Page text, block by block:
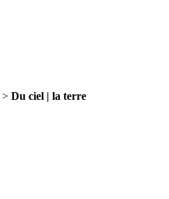
> Du ciel | la terre